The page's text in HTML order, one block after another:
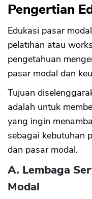
Pengertian
Edukasi pasar
pelatihan atau
pengetahuan
pasar modal dan
Tujuan
adalah untuk
yang ingin
sebagai kebutuhan
dan pasar modal.
A. Lembaga
Modal